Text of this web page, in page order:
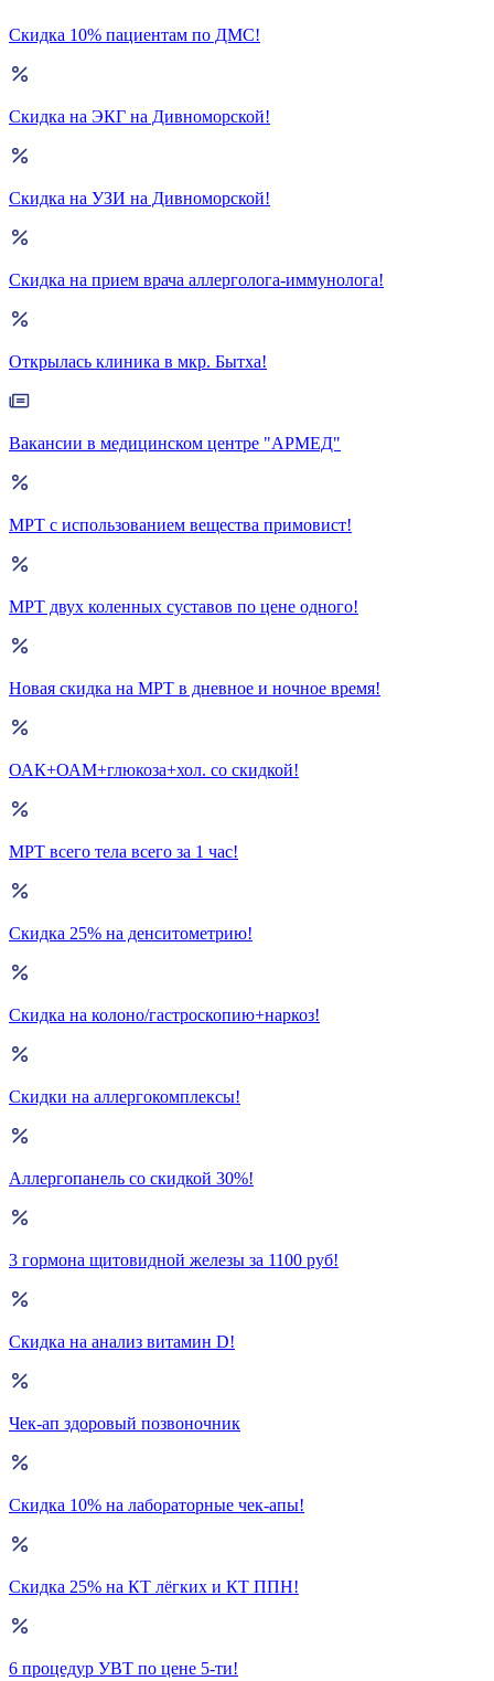
Скидка 10% пациентам по ДМС!
Скидка на ЭКГ на Дивноморской!
Скидка на УЗИ на Дивноморской!
Скидка на прием врача аллерголога-иммунолога!
Открылась клиника в мкр. Бытха!
Вакансии в медицинском центре "АРМЕД"
МРТ с использованием вещества примовист!
МРТ двух коленных суставов по цене одного!
Новая скидка на МРТ в дневное и ночное время!
ОАК+ОАМ+глюкоза+хол. со скидкой!
МРТ всего тела всего за 1 час!
Скидка 25% на денситометрию!
Скидка на колоно/гастроскопию+наркоз!
Скидки на аллергокомплексы!
Аллергопанель со скидкой 30%!
3 гормона щитовидной железы за 1100 руб!
Скидка на анализ витамин D!
Чек-ап здоровый позвоночник
Скидка 10% на лабораторные чек-апы!
Скидка 25% на КТ лёгких и КТ ППН!
6 процедур УВТ по цене 5-ти!